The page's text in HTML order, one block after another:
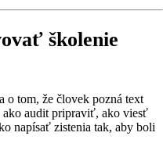
školenie
o tom, že človek pozná text
audit pripraviť, ako viesť
napísať zistenia tak, aby boli